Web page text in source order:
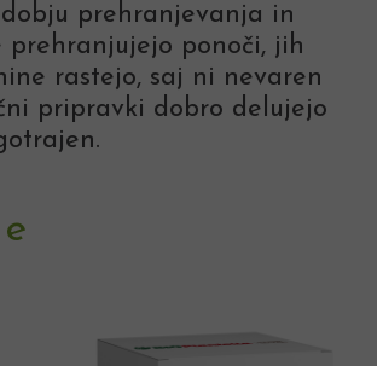
prehranjevanja in
ponoči, jih
rastejo, saj ni nevaren
pripravki dobro delujejo